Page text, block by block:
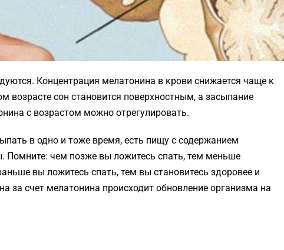
Концентрация мелатонина в крови снижается чаще к
возрасте сон становится поверхностным, а засыпание
с возрастом можно отрегулировать.
в одно и тоже время, есть пищу с содержанием
Помните: чем позже вы ложитесь спать, тем меньше
вы ложитесь спать, тем вы становитесь здоровее и
за счет мелатонина происходит обновление организма на